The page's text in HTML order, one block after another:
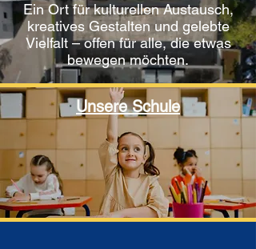
Ein Ort für kulturellen Austausch,
kreatives Gestalten und gelebte
Vielfalt – offen für alle, die etwas
bewegen möchten.
Unsere Schule